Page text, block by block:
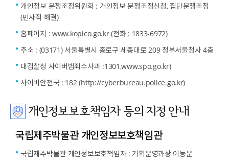
개인정보 분쟁조정위원회 : 개인정보 분쟁조정신청, 집단분쟁조정
(민사적 해결)
홈페이지 : www.kopico.go.kr (전화 : 1833-6972)
주소 : (03171) 서울특별시 종로구 세종대로 209 정부서울청사 4층
대검찰청 사이버범죄수사과 :1301,www.spo.go.kr)
사이버안전국 : 182 (http://cyberbureau.police.go.kr)
개인정보보호책임자 등의 지정 안내
국립제주박물관 개인정보보호책임관
국립제주박물관 개인정보보호책임자 : 기획운영과장 이동운